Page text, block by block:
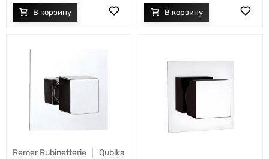
Remer Rubinetterie Qubika